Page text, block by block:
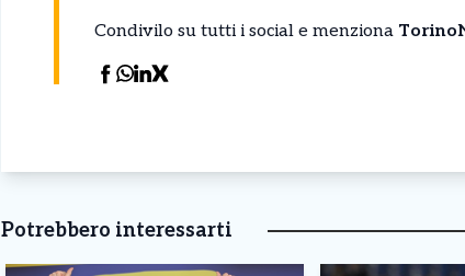
Condivilo su tutti i social e menziona
Potrebbero interessarti